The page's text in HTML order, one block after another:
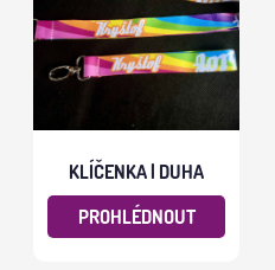
KLÍČENKA | DUHA
PROHLÉDNOUT